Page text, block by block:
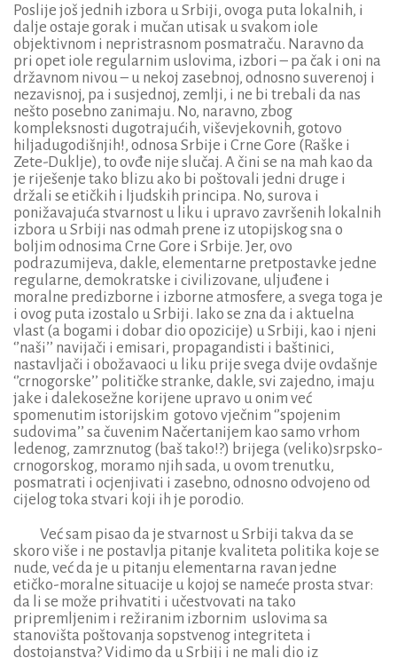
Poslije još jednih izbora u Srbiji, ovoga puta lokalnih, i
dalje ostaje gorak i mučan utisak u svakom iole
objektivnom i nepristrasnom posmatraču. Naravno da
pri opet iole regularnim uslovima, izbori – pa čak i oni na
državnom nivou – u nekoj zasebnoj, odnosno suverenoj i
nezavisnoj, pa i susjednoj, zemlji, i ne bi trebali da nas
nešto posebno zanimaju. No, naravno, zbog
kompleksnosti dugotrajućih, viševjekovnih, gotovo
hiljadugodišnjih!, odnosa Srbije i Crne Gore (Raške i
Zete-Duklje), to ovđe nije slučaj. A čini se na mah kao da
je riješenje tako blizu ako bi poštovali jedni druge i
držali se etičkih i ljudskih principa. No, surova i
ponižavajuća stvarnost u liku i upravo završenih lokalnih
izbora u Srbiji nas odmah prene iz utopijskog sna o
boljim odnosima Crne Gore i Srbije. Jer, ovo
podrazumijeva, dakle, elementarne pretpostavke jedne
regularne, demokratske i civilizovane, uljuđene i
moralne predizborne i izborne atmosfere, a svega toga je
i ovog puta izostalo u Srbiji. Iako se zna da i aktuelna
vlast (a bogami i dobar dio opozicije) u Srbiji, kao i njeni
‘’naši’’ navijači i emisari, propagandisti i baštinici,
nastavljači i obožavaoci u liku prije svega dvije ovdašnje
‘’crnogorske’’ političke stranke, dakle, svi zajedno, imaju
jake i dalekosežne korijene upravo u onim već
spomenutim istorijskim gotovo vječnim ‘’spojenim
sudovima’’ sa čuvenim Načertanijem kao samo vrhom
ledenog, zamrznutog (baš tako!?) brijega (veliko)srpsko-
crnogorskog, moramo njih sada, u ovom trenutku,
posmatrati i ocjenjivati i zasebno, odnosno odvojeno od
cijelog toka stvari koji ih je porodio.
Već sam pisao da je stvarnost u Srbiji takva da se
skoro više i ne postavlja pitanje kvaliteta politika koje se
nude, već da je u pitanju elementarna ravan jedne
etičko-moralne situacije u kojoj se nameće prosta stvar:
da li se može prihvatiti i učestvovati na tako
pripremljenim i režiranim izbornim uslovima sa
stanovišta poštovanja sopstvenog integriteta i
dostojanstva? Vidimo da u Srbiji i ne mali dio iz